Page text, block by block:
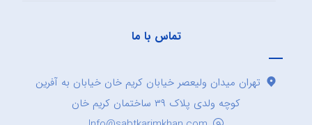
تماس با ما
تهران میدان ولیعصر خیابان کریم خان خیابان به آفرین
کوچه ولدی پلاک ۳۹ ساختمان کریم خان